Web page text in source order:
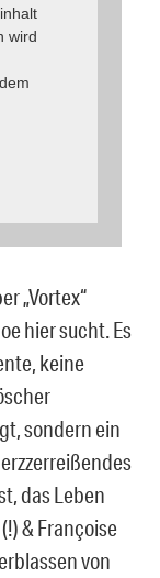
wird
„Vortex“
hier sucht. Es
keine
sondern ein
das Leben
& Françoise
von